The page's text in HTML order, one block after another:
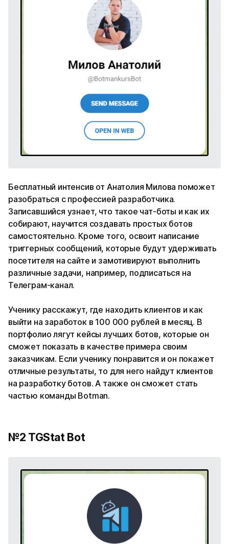
Бесплатный интенсив от Анатолия Милова поможет
разобраться с профессией разработчика.
Записавшийся узнает, что такое чат-боты и как их
собирают, научится создавать простых ботов
самостоятельно. Кроме того, освоит написание
триггерных сообщений, которые будут удерживать
посетителя на сайте и замотивируют выполнить
различные задачи, например, подписаться на
Телеграм-канал.
Ученику расскажут, где находить клиентов и как
выйти на заработок в 100 000 рублей в месяц. В
портфолио лягут кейсы лучших ботов, которые он
сможет показать в качестве примера своим
заказчикам. Если ученику понравится и он покажет
отличные результаты, то для него найдут клиентов
на разработку ботов. А также он сможет стать
частью команды Botman.
№2 TGStat Bot